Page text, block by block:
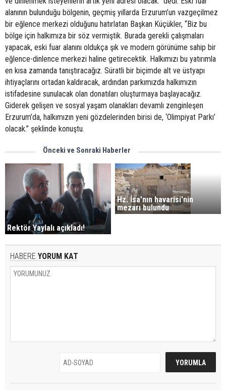
alanının bulunduğu bölgenin, geçmiş yıllarda Erzurum’un vazgeçilmez
bir eğlence merkezi olduğunu hatırlatan Başkan Küçükler, “Biz bu
bölge için halkımıza bir söz vermiştik. Burada gerekli çalışmaları
yapacak, eski fuar alanını oldukça şık ve modern görünüme sahip bir
eğlence-dinlence merkezi haline getirecektik. Halkımızı bu yatırımla
en kısa zamanda tanıştıracağız. Süratli bir biçimde alt ve üstyapı
ihtiyaçlarını ortadan kaldıracak, ardından parkımızda halkımızın
istifadesine sunulacak olan donatıları oluşturmaya başlayacağız.
Giderek gelişen ve sosyal yaşam olanakları devamlı zenginleşen
Erzurum’da, halkımızın yeni gözdelerinden birisi de, ‘Olimpiyat Parkı’
olacak.” şeklinde konuştu.
Önceki ve Sonraki Haberler
Rektör Yaylalı açıkladı!
Hz. İsa'nın havarisi'nin
mezarı bulundu
HABERE YORUM KAT